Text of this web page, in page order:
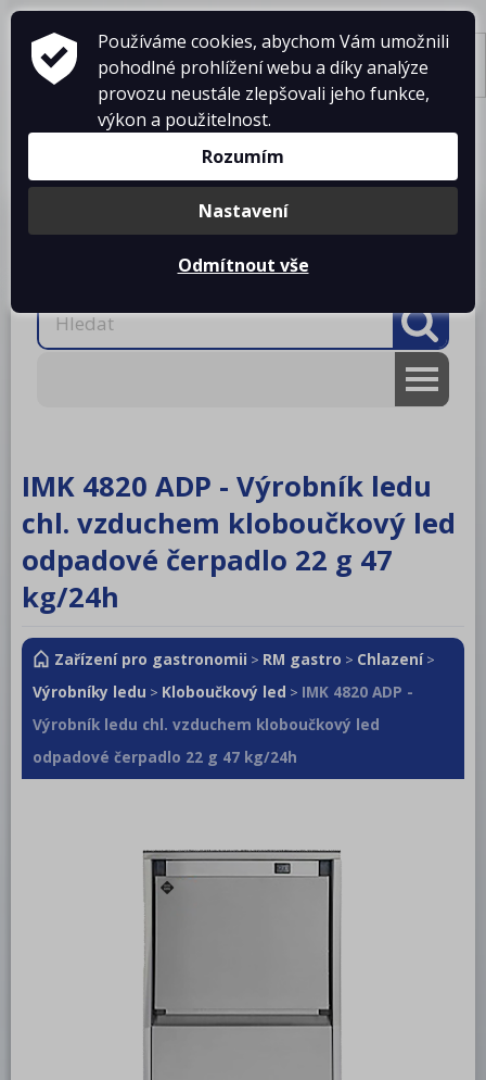
Košík je prázdný
O firmě
Projekty kuchyní
Ke stažení
RM LOTUS 600
RM LOTUS 700
RM LOTUS 900
Pizza program
Konvektomaty
Šokery
Chladící a mrazící skříně
Výrobníky ledu
Ledová drť
IMK 4820 ADP - Výrobník ledu
chl. vzduchem kloboučkový led
odpadové čerpadlo 22 g 47
kg/24h
Zařízení pro gastronomii > RM gastro > Chlazení>
Výrobníky ledu > Kloboučkový led > IMK 4820 ADP -
Výrobník ledu chl. vzduchem kloboučkový led
odpadové čerpadlo 22 g 47 kg/24h
Používáme cookies, abychom Vám umožnili
pohodlné prohlížení webu a díky analýze
provozu neustále zlepšovali jeho funkce,
výkon a použitelnost.
Rozumím
Nastavení
Odmítnout vše